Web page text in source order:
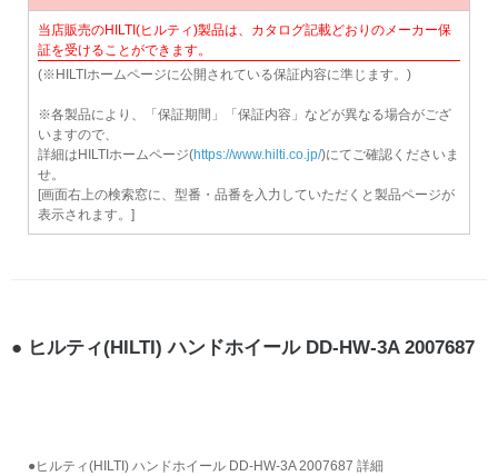
当店販売のHILTI(ヒルティ)製品は、カタログ記載どおりのメーカー保
証を受けることができます。
(※HILTIホームページに公開されている保証内容に準じます。)
※各製品により、「保証期間」「保証内容」などが異なる場合がござ
いますので、
詳細はHILTIホームページ(https://www.hilti.co.jp/)にてご確認くださいま
せ。
[画面右上の検索窓に、型番・品番を入力していただくと製品ページが
表示されます。]
ヒルティ(HILTI) ハンドホイール DD-HW-3A 2007687
●ヒルティ(HILTI) ハンドホイール DD-HW-3A 2007687 詳細